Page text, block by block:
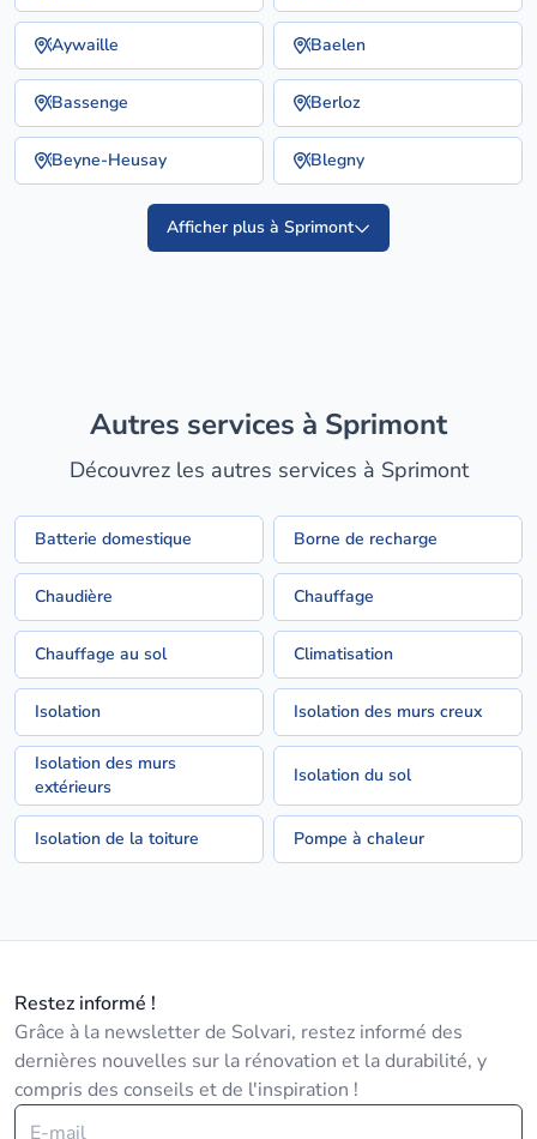
Aywaille Baelen
Bassenge Berloz
Beyne-Heusay Blegny
Afficher plus à Sprimont
Autres services à Sprimont
Découvrez les autres services à Sprimont
Batterie domestique Borne de recharge
Chaudière Chauffage
Chauffage au sol Climatisation
Isolation Isolation des murs creux
Isolation des murs
extérieurs
Isolation du sol
Isolation de la toiture Pompe à chaleur
Restez informé !
Grâce à la newsletter de Solvari, restez informé des
dernières nouvelles sur la rénovation et la durabilité, y
compris des conseils et de l'inspiration !